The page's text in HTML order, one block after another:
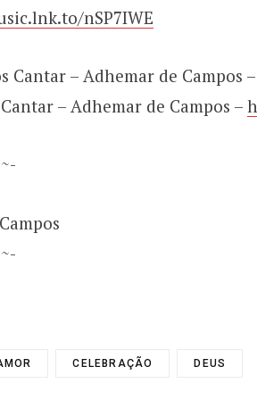
nSP7IWE
Cantar – Adhemar de Campos –
– Adhemar de Campos –
CELEBRAÇÃO DEUS